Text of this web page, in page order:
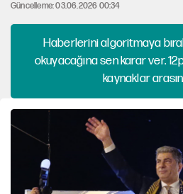
Güncelleme: 03.06.2026 00:34
Haberlerini algoritmaya
okuyacağına sen karar ver.
kaynaklar